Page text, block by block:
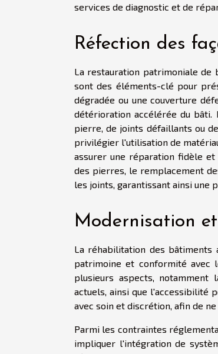
services de diagnostic et de
Réfection des
La restauration patrimoniale de
sont des éléments-clé pour
dégradée ou une couverture
détérioration accélérée du
pierre, de joints défaillants ou
privilégier l'utilisation de
assurer une réparation fidèle
des pierres, le remplacement
les joints, garantissant ainsi une
Modernisation
La réhabilitation des
patrimoine et conformité avec
plusieurs aspects, notamment
actuels, ainsi que l'accessibilité
avec soin et discrétion, afin de
Parmi les contraintes
impliquer l'intégration de